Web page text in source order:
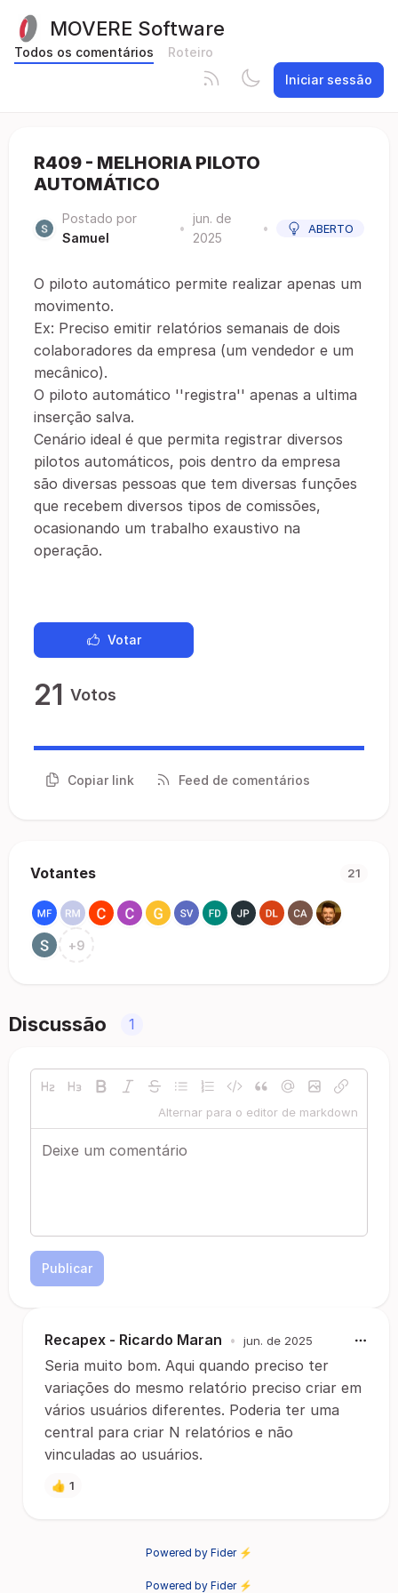
MOVERE Software
Todos os comentários
Roteiro
Iniciar sessão
R409 - MELHORIA PILOTO
AUTOMÁTICO
Postado por
Samuel
•
jun. de
2025
• ABERTO
O piloto automático permite realizar apenas um
movimento.
Ex: Preciso emitir relatórios semanais de dois
colaboradores da empresa (um vendedor e um
mecânico).
O piloto automático ''registra'' apenas a ultima
inserção salva.
Cenário ideal é que permita registrar diversos
pilotos automáticos, pois dentro da empresa
são diversas pessoas que tem diversas funções
que recebem diversos tipos de comissões,
ocasionando um trabalho exaustivo na
operação.
Votar
21 Votos
Copiar link Feed de comentários
Votantes 21
+9
Discussão 1
Alternar para o editor de markdown
Publicar
Recapex - Ricardo Maran • jun. de 2025
Seria muito bom. Aqui quando preciso ter
variações do mesmo relatório preciso criar em
vários usuários diferentes. Poderia ter uma
central para criar N relatórios e não
vinculadas ao usuários.
👍 1
Powered by Fider ⚡
Powered by Fider ⚡